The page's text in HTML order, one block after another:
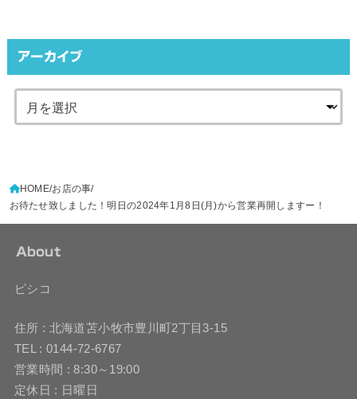
アーカイブ
HOME お店の事
お待たせ致しました！明日の2024年1月8日(月)から営業再開しますー！
About
ピシコ
住所 : 北海道苫小牧市豊川町2丁目3-15
TEL : 0144-72-6767
営業時間 : 8:30～19:00
定休日 : 日曜日